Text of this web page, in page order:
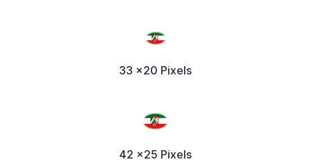
33 x20 Pixels
42 x25 Pixels